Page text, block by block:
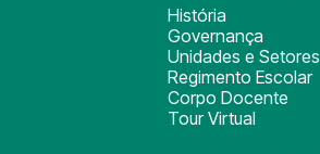
História
Governança
Unidades e Setores
Regimento Escolar
Corpo Docente
Tour Virtual